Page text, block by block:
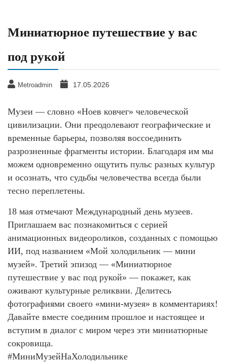
Миниатюрное путешествие у вас
под рукой
Metroadmin 17.05.2026
Музеи — словно «Ноев ковчег» человеческой
цивилизации. Они преодолевают географические и
временные барьеры, позволяя воссоединить
разрозненные фрагменты истории. Благодаря им мы
можем одновременно ощутить пульс разных культур
и осознать, что судьбы человечества всегда были
тесно переплетены.
18 мая отмечают Международный день музеев.
Приглашаем вас познакомиться с серией
анимационных видеороликов, созданных с помощью
ИИ, под названием «Мой холодильник — мини
музей». Третий эпизод — «Миниатюрное
путешествие у вас под рукой» — покажет, как
оживают культурные реликвии. Делитесь
фотографиями своего «мини-музея» в комментариях!
Давайте вместе соединим прошлое и настоящее и
вступим в диалог с миром через эти миниатюрные
сокровища.
#МиниМузейНаХолодильнике